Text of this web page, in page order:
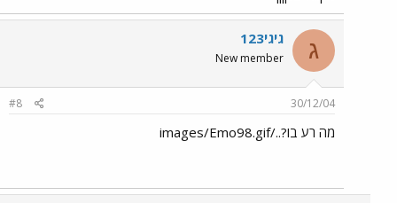
ג גיגי123
New member
30/12/04
#8
מה רע בו?../images/Emo98.gif